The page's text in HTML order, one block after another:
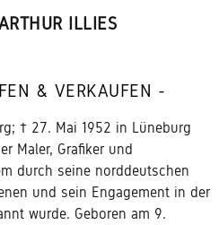
ILLIES
& VERKAUFEN -
† 27. Mai 1952 in Lüneburg
Maler, Grafiker und
durch seine norddeutschen
und sein Engagement in der
wurde. Geboren am 9.